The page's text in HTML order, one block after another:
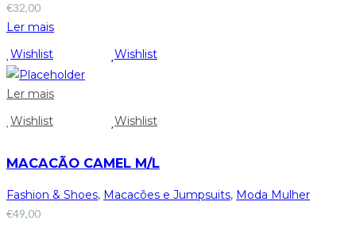
€32,00
Ler mais
Wishlist
Wishlist
Ler mais
Wishlist
Wishlist
MACACÃO CAMEL M/L
Fashion & Shoes, Macacões e Jumpsuits, Moda Mulher
€49,00